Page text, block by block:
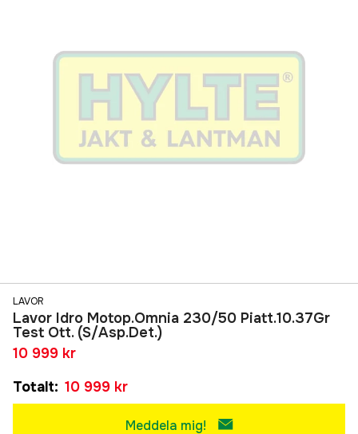
LAVOR
Lavor Idro Motop.Omnia 230/50 Piatt.10.37Gr
Test Ott. (S/Asp.Det.)
10 999 kr
Totalt: 10 999 kr
Meddela mig!